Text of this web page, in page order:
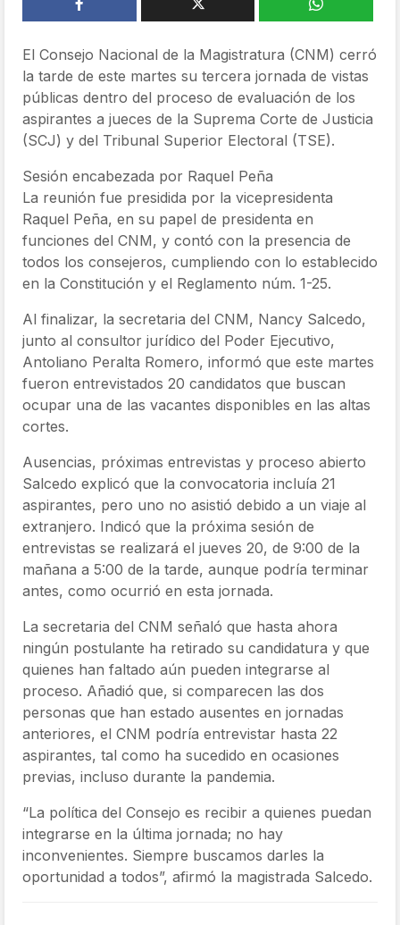
El Consejo Nacional de la Magistratura (CNM) cerró
la tarde de este martes su tercera jornada de vistas
públicas dentro del proceso de evaluación de los
aspirantes a jueces de la Suprema Corte de Justicia
(SCJ) y del Tribunal Superior Electoral (TSE).
Sesión encabezada por Raquel Peña
La reunión fue presidida por la vicepresidenta
Raquel Peña, en su papel de presidenta en
funciones del CNM, y contó con la presencia de
todos los consejeros, cumpliendo con lo establecido
en la Constitución y el Reglamento núm. 1-25.
Al finalizar, la secretaria del CNM, Nancy Salcedo,
junto al consultor jurídico del Poder Ejecutivo,
Antoliano Peralta Romero, informó que este martes
fueron entrevistados 20 candidatos que buscan
ocupar una de las vacantes disponibles en las altas
cortes.
Ausencias, próximas entrevistas y proceso abierto
Salcedo explicó que la convocatoria incluía 21
aspirantes, pero uno no asistió debido a un viaje al
extranjero. Indicó que la próxima sesión de
entrevistas se realizará el jueves 20, de 9:00 de la
mañana a 5:00 de la tarde, aunque podría terminar
antes, como ocurrió en esta jornada.
La secretaria del CNM señaló que hasta ahora
ningún postulante ha retirado su candidatura y que
quienes han faltado aún pueden integrarse al
proceso. Añadió que, si comparecen las dos
personas que han estado ausentes en jornadas
anteriores, el CNM podría entrevistar hasta 22
aspirantes, tal como ha sucedido en ocasiones
previas, incluso durante la pandemia.
“La política del Consejo es recibir a quienes puedan
integrarse en la última jornada; no hay
inconvenientes. Siempre buscamos darles la
oportunidad a todos”, afirmó la magistrada Salcedo.